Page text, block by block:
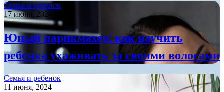
Семья и ребенок
17 июня, 2024
Юный парикмахер: как научить
ребенка ухаживать за своими волосами
Семья и ребенок
11 июня, 2024